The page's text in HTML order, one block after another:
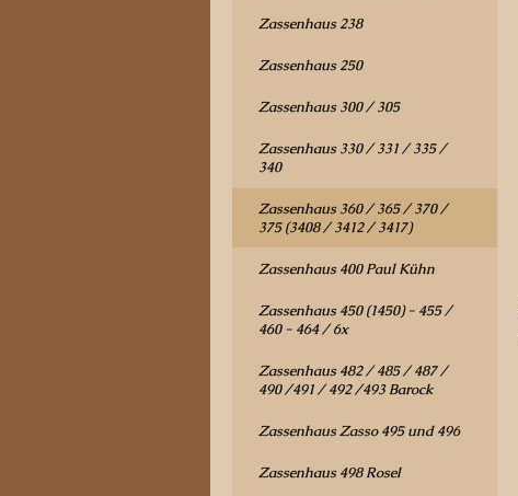
Zassenhaus 238
Zassenhaus 250
Zassenhaus 300 / 305
Zassenhaus 330 / 331 / 335 /
340
Zassenhaus 360 / 365 / 370 /
375 (3408 / 3412 / 3417)
Zassenhaus 400 Paul Kühn
Zassenhaus 450 (1450) - 455 /
460 - 464 / 6x
Zassenhaus 482 / 485 / 487 /
490 /491 / 492 /493 Barock
Zassenhaus Zasso 495 und 496
Zassenhaus 498 Rosel